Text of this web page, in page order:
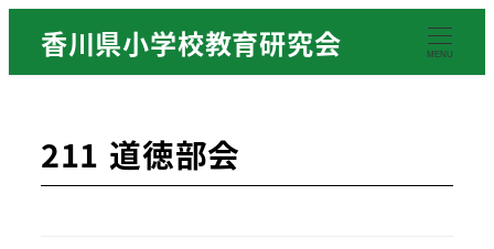
香川県小学校教育研究会 MENU
211 道徳部会